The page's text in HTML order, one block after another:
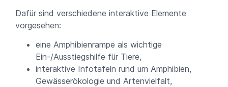
Dafür sind verschiedene interaktive Elemente
vorgesehen:
eine Amphibienrampe als wichtige
Ein-/Ausstiegshilfe für Tiere,
interaktive Infotafeln rund um Amphibien,
Gewässerökologie und Artenvielfalt,